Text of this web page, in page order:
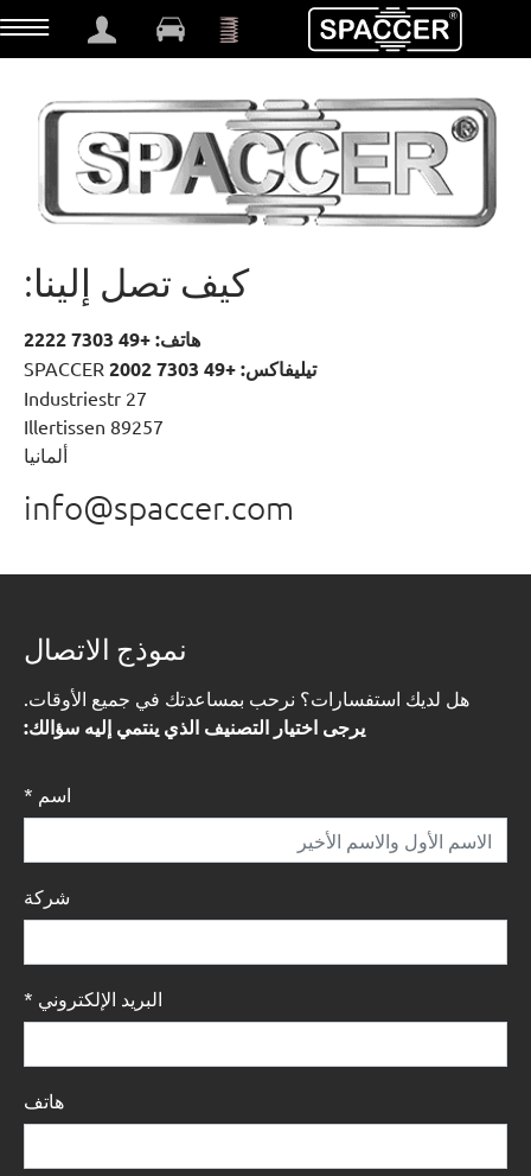
كيف تصل إلينا:
هاتف: +49 7303 2222
تيليفاكس: +49 7303 2002
Industriestr 27
89257 Illertissen
ألمانيا
info@spaccer.com
نموذج الاتصال
هل لديك استفسارات؟ نرحب بمساعدتك في جميع الأوقات.
يرجى اختيار التصنيف الذي ينتمي إليه سؤالك:
اسم *
شركة
البريد الإلكتروني *
هاتف